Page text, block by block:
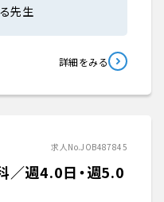
先生
詳細をみる
求人No.JOB487845
／週4.0日・週5.0